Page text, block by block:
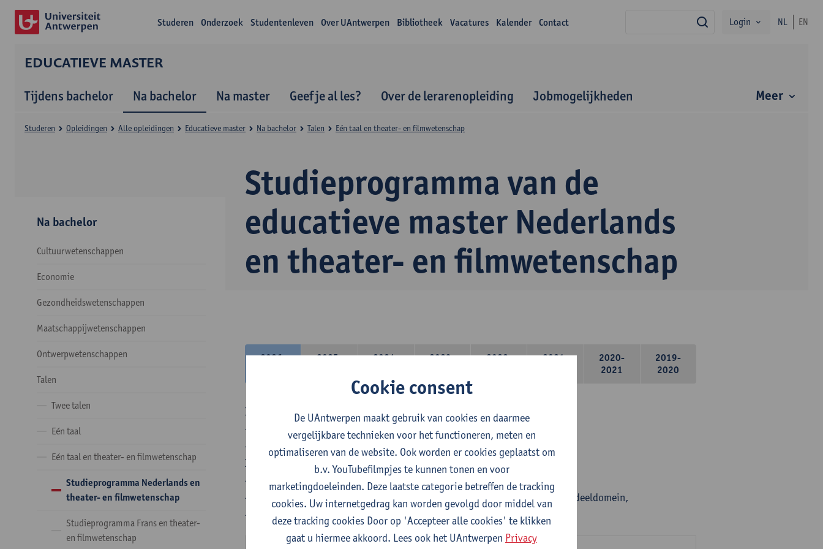
Studeren Onderzoek Studentenleven Over UAntwerpen Bibliotheek Vacatures Kalender Contact zoekLogin NL EN
EDUCATIEVE MASTER
Tijdens bachelor Na bachelor Na master Geef je al les? Over de lerarenopleiding Jobmogelijkheden Meer
Studieprogramma van de
educatieve master Nederlands
en theater- en filmwetenschap
Studeren Opleidingen Alle opleidingen Educatieve master Na bachelor Talen Eén taal en theater- en filmwetenschap
Na bachelor
Cultuurwetenschappen
Economie
Gezondheidswetenschappen
Maatschappijwetenschappen
Ontwerpwetenschappen
Talen
Twee talen
Eén taal
Eén taal en theater- en filmwetenschap
Studieprogramma Nederlands en
theater- en filmwetenschap
Studieprogramma Frans en theater-
en filmwetenschap
2026-
2025-
2024-
2023-
2022-
2021-
2020-
2021
2019-
2020
In de lerarencomponent heb je volgende keuze :
- Optie A : je kiest twee vakdidactieken
- Optie B: je kiest één vakdidactiek en een profilering
In de domeincomponent neem je 60 studiepunten op:
- 1 verplicht algemeen opleidingsonderdeel van 6 studiepunten,
- 24 of 30 studiepunten Nederlands en telkens minimum 6 studiepunten per deeldomein,
- 24 of 30 studiepunten theater- en filmwetenschap.
Cookie consent
De UAntwerpen maakt gebruik van cookies en daarmee
vergelijkbare technieken voor het functioneren, meten en
optimaliseren van de website. Ook worden er cookies geplaatst om
b.v. YouTubefilmpjes te kunnen tonen en voor
marketingdoeleinden. Deze laatste categorie betreffen de tracking
cookies. Uw internetgedrag kan worden gevolgd door middel van
deze tracking cookies Door op 'Accepteer alle cookies' te klikken
gaat u hiermee akkoord. Lees ook het UAntwerpen Privacy